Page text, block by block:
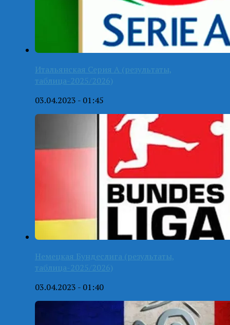
Итальянская Серия А (результаты,
таблица-2025/2026)
03.04.2023 - 01:45
Немецкая Бундеслига (результаты,
таблица-2025/2026)
03.04.2023 - 01:40